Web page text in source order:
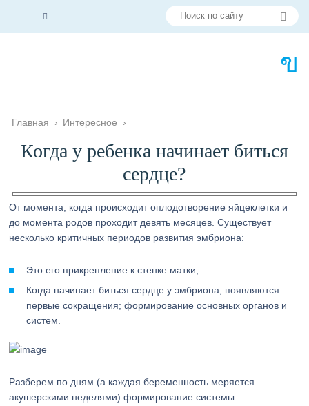
Главная › Интересное ›
Когда у ребенка начинает биться
сердце?
От момента, когда происходит оплодотворение яйцеклетки и
до момента родов проходит девять месяцев. Существует
несколько критичных периодов развития эмбриона:
Это его прикрепление к стенке матки;
Когда начинает биться сердце у эмбриона, появляются
первые сокращения; формирование основных органов и
систем.
Разберем по дням (а каждая беременность меряется
акушерскими неделями) формирование системы